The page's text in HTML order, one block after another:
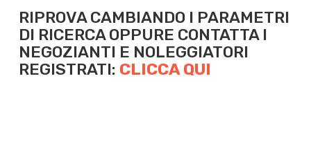
RIPROVA CAMBIANDO I PARAMETRI
DI RICERCA OPPURE CONTATTA I
NEGOZIANTI E NOLEGGIATORI
REGISTRATI: CLICCA QUI